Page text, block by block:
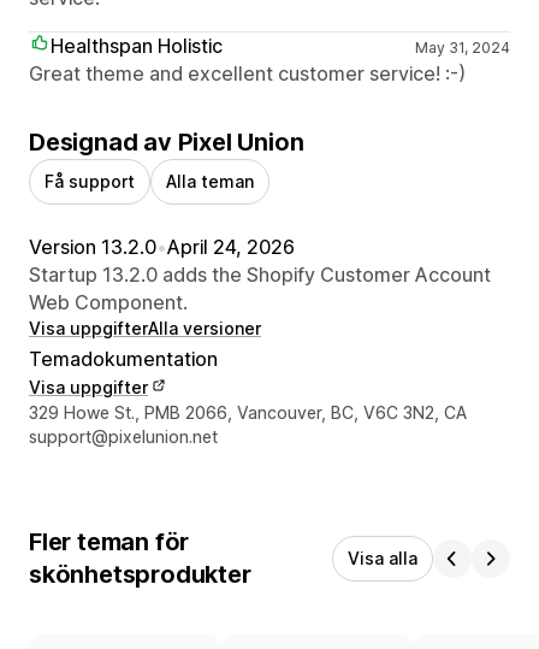
Healthspan Holistic
May 31, 2024
Great theme and excellent customer service! :-)
Designad av Pixel Union
Få support Alla teman
Version 13.2.0•April 24, 2026
Startup 13.2.0 adds the Shopify Customer Account
Web Component.
Visa uppgifterAlla versioner
Temadokumentation
Visa uppgifter
Designerns kontaktuppgifter
329 Howe St., PMB 2066, Vancouver, BC, V6C 3N2, CA
support@pixelunion.net
Fler teman för
skönhetsprodukter
Visa alla